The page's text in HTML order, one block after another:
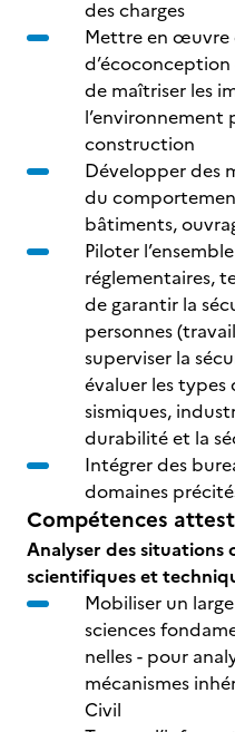
des charges
Mettre en œuvre
de maîtriser les
l’environnement
construction
Développer des
du
bâtiments,
Piloter
réglementaires,
de garantir la
personnes
superviser la
évaluer les types
sismiques,
durabilité et la
Intégrer des
domaines
Compétences
Analyser des
scientifiques et
Mobiliser un
sciences
nelles - pour
mécanismes
Civil